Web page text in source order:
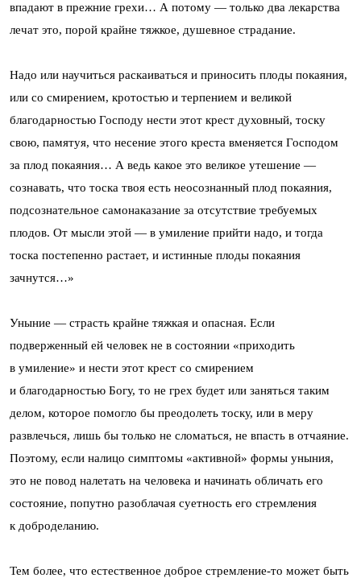
впадают в прежние грехи… А потому — только два лекарства
лечат это, порой крайне тяжкое, душевное страдание.
Надо или научиться раскаиваться и приносить плоды покаяния,
или со смирением, кротостью и терпением и великой
благодарностью Господу нести этот крест духовный, тоску
свою, памятуя, что несение этого креста вменяется Господом
за плод покаяния… А ведь какое это великое утешение —
сознавать, что тоска твоя есть неосознанный плод покаяния,
подсознательное самонаказание за отсутствие требуемых
плодов. От мысли этой — в умиление прийти надо, и тогда
тоска постепенно растает, и истинные плоды покаяния
зачнутся…»
Уныние — страсть крайне тяжкая и опасная. Если
подверженный ей человек не в состоянии «приходить
в умиление» и нести этот крест со смирением
и благодарностью Богу, то не грех будет или заняться таким
делом, которое помогло бы преодолеть тоску, или в меру
развлечься, лишь бы только не сломаться, не впасть в отчаяние.
Поэтому, если налицо симптомы «активной» формы уныния,
это не повод налетать на человека и начинать обличать его
состояние, попутно разоблачая суетность его стремления
к доброделанию.
Тем более, что естественное доброе стремление-то может быть